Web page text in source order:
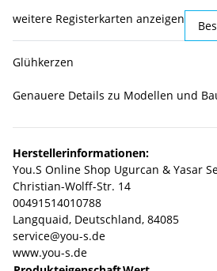
weitere Registerkarten anzeigen
Glühkerzen
Genauere Details zu Modellen und
Herstellerinformationen:
You.S Online Shop Ugurcan & Yasar
Christian-Wolff-Str. 14
00491514010788
Langquaid, Deutschland, 84085
service@you-s.de
www.you-s.de